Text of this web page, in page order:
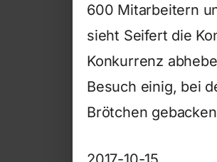
600 Mitarbeitern
sieht Seifert die
Konkurrenz
Besuch einig, bei
Brötchen